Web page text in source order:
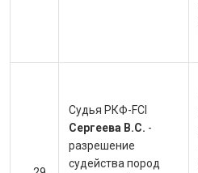
Судья РКФ-FCI
Сергеева В.С. -
разрешение
судейства пород